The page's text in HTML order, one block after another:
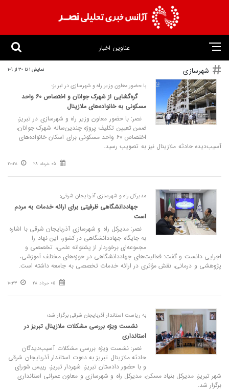
عناوین اخبار
شهرسازی نمایش 1 تا 30 از 109
با حضور معاون وزیر راه و شهرسازی در تبریز؛
گره‌گشایی از شهرک جوانان و اختصاص ۶۰ واحد
مسکونی به خانواده‌های ملازینال
نصر: با حضور معاون وزیر راه و شهرسازی در تبریز،
ضمن تعیین تکلیف پروژه چندین‌ساله شهرک جوانان،
اختصاص ۶۰ واحد مسکونی برای اسکان خانواده‌های
آسیب‌دیده حادثه ملازینال نیز به تصویب رسید.
05 خرداد 28 20:28
مدیرکل راه و شهرسازی آذربایجان شرقی:
جهاددانشگاهی ظرفیتی برای ارائه خدمات به مردم
است
نصر: مدیرکل راه و شهرسازی آذربایجان شرقی با اشاره
به جایگاه جهاددانشگاهی در کشور، این نهاد را
مجموعه‌ای برخوردار از پشتوانه علمی، تخصصی و
اجرایی دانست و گفت: فعالیت‌های جهاددانشگاهی در حوزه‌های مختلف آموزشی،
پژوهشی و درمانی، نقش مؤثری در ارائه خدمات تخصصی به جامعه داشته است.
05 خرداد 28 10:33
به ریاست استاندار آذربایجان شرقی برگزار شد؛
نشست ویژه بررسی مشکلات ملازینال تبریز در
استانداری
نصر: نشست ویژه بررسی مشکلات آسیب‌دیدگان
حادثه ملازینال تبریز به دعوت استاندار آذربایجان شرقی
و با حضور دادستان تبریز، شهردار تبریز، رییس شورای
شهر تبریز، مدیرکل بنیاد مسکن، مدیرکل راه و شهرسازی و معاون عمرانی استانداری
برگزار شد.